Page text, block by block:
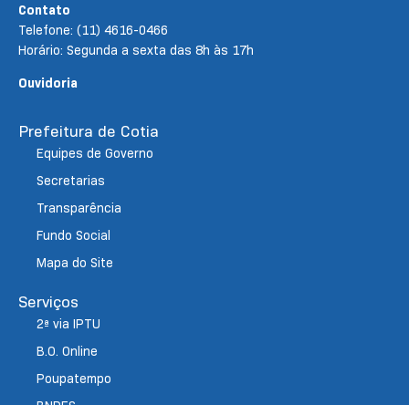
Contato
Telefone: (11) 4616-0466
Horário: Segunda a sexta das 8h às 17h
Ouvidoria
Prefeitura de Cotia
Equipes de Governo
Secretarias
Transparência
Fundo Social
Mapa do Site
Serviços
2ª via IPTU
B.O. Online
Poupatempo